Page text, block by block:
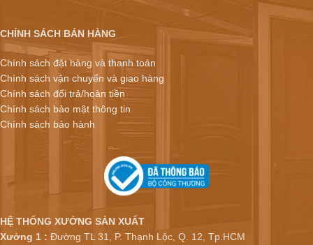
CHÍNH SÁCH BÁN HÀNG
Chính sách đặt hàng và thanh toán
Chính sách vận chuyển và giao hàng
Chính sách đổi trả/hoàn tiền
Chính sách bảo mật thông tin
Chính sách bảo hành
HỆ THỐNG XƯỞNG SẢN XUẤT
Xưởng 1 : Đường TL 31, P. Thạnh Lộc, Q. 12, Tp.HCM